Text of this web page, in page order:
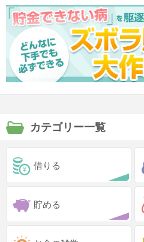
カテゴリー一覧
借りる
貯める